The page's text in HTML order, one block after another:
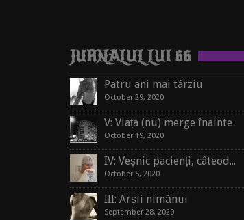
JURNALUL LUI 66
Patru ani mai târziu
October 29, 2020
V: Viața (nu) merge înainte
October 19, 2020
IV: Veșnic pacienți, câteodată oameni
October 5, 2020
III: Arșii nimănui
September 28, 2020